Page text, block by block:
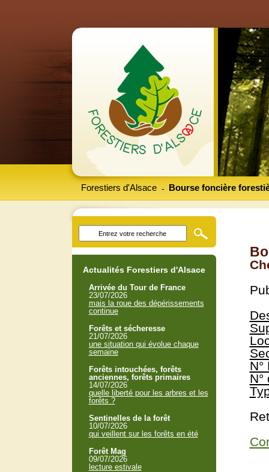
Forestiers d'Alsace Bourse foncière
-
N°
N°
Actualités Forestiers d'Alsace
Arrivée du Tour de France
23/07/2026
mais la roue des dépérissements
continue
Forêts et sécheresse
21/07/2026
une situation qui évolue chaque
semaine
Forêts intouchées, forêts
anciennes, forêts primaires
14/07/2026
quelle liberté pour les arbres et les
forêts ?
Sentinelles de la forêt
10/07/2026
qui veillent sur les forêts en été
Forêt Mag
09/07/2026
lecture estivale